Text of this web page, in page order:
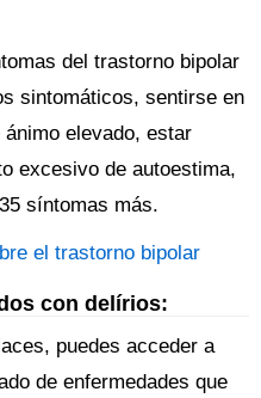
del trastorno bipolar
sintomáticos, sentirse en
elevado, estar
excesivo de autoestima,
síntomas más.
el trastorno bipolar
con delírios:
puedes acceder a
de enfermedades que